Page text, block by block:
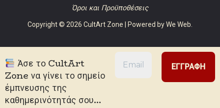
Όροι και Προϋποθέσεις
Copyright © 2026 CultArt Zone | Powered byWe Web
Άσε το CultArt
Zone να γίνει το σημείο
έμπνευσης της
καθημερινότητάς σου...